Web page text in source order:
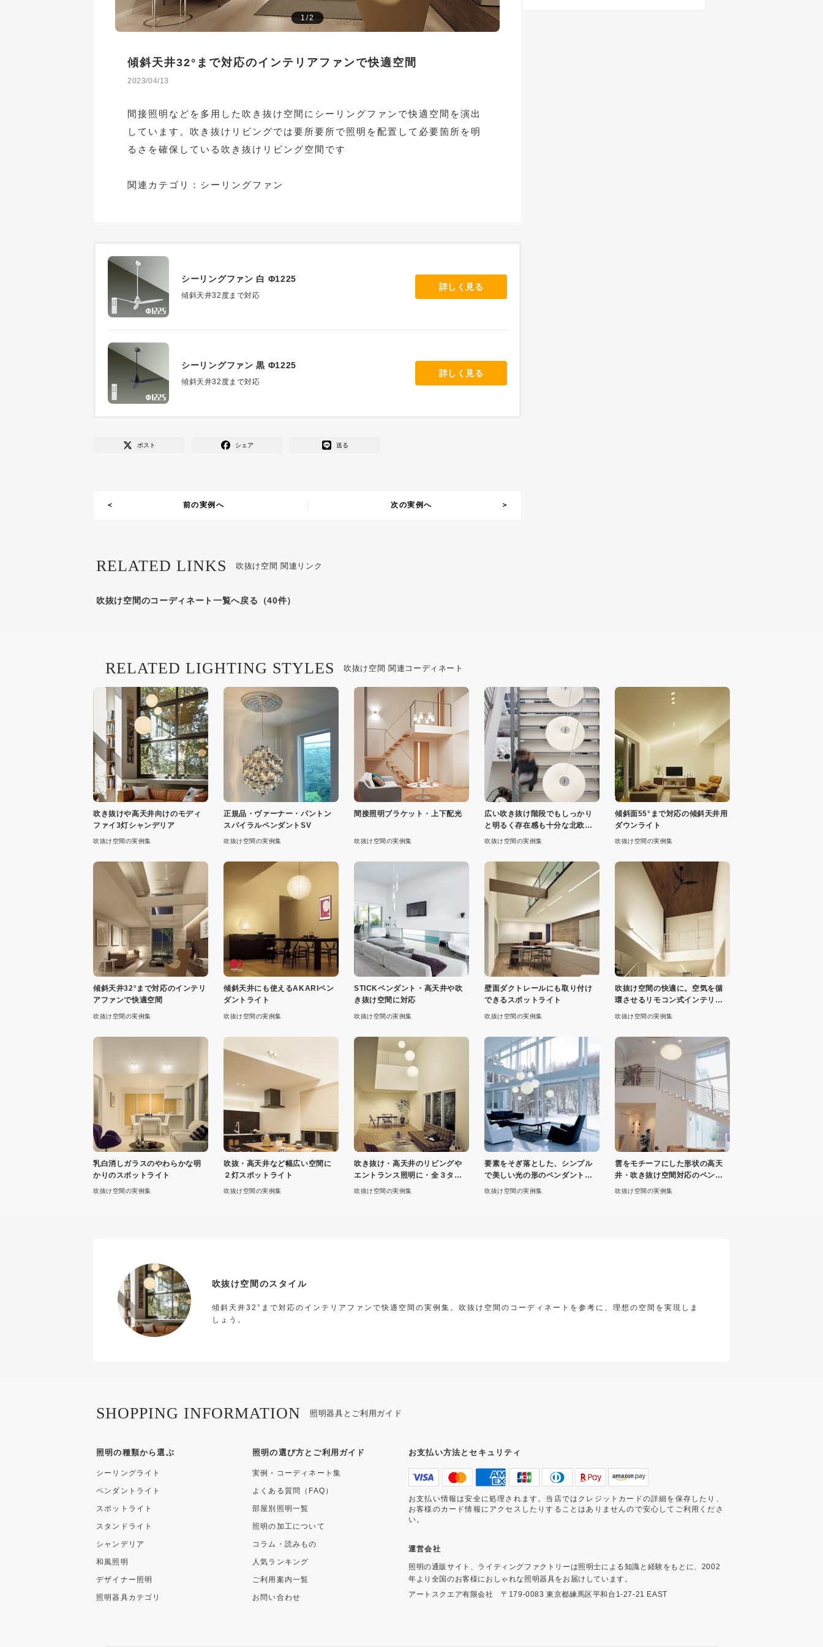
1/2
傾斜天井32°まで対応のインテリアファンで快適空間
2023/04/13
間接照明などを多用した吹き抜け空間にシーリングファンで快適空間を演出
しています。吹き抜けリビングでは要所要所で照明を配置して必要箇所を明
るさを確保している吹き抜けリビング空間です
関連カテゴリ： シーリングファン
シーリングファン 白 Φ1225
傾斜天井32度まで対応
詳しく見る
シーリングファン 黒 Φ1225
傾斜天井32度まで対応
詳しく見る
ポスト シェア 送る
前の実例へ 次の実例へ
吹抜け空間 関連リンク
RELATED LINKS
吹抜け空間のコーディネート一覧へ戻る（40件）
吹抜け空間 関連コーディネート
RELATED LIGHTING STYLES
吹き抜けや高天井向けのモディ
ファイ3灯シャンデリア
吹抜け空間の実例集
正規品・ヴァーナー・パントン
スパイラルペンダントSV
吹抜け空間の実例集
間接照明ブラケット・上下配光
吹抜け空間の実例集
広い吹き抜け階段でもしっかり
と明るく存在感も十分な北欧照
明
吹抜け空間の実例集
傾斜面55°まで対応の傾斜天井用
ダウンライト
吹抜け空間の実例集
傾斜天井32°まで対応のインテリ
アファンで快適空間
吹抜け空間の実例集
傾斜天井にも使えるAKARIペン
ダントライト
吹抜け空間の実例集
STICKペンダント・高天井や吹
き抜け空間に対応
吹抜け空間の実例集
壁面ダクトレールにも取り付け
できるスポットライト
吹抜け空間の実例集
吹抜け空間の快適に。空気を循
環させるリモコン式インテリア
ファン
吹抜け空間の実例集
乳白消しガラスのやわらかな明
かりのスポットライト
吹抜け空間の実例集
吹抜・高天井など幅広い空間に
２灯スポットライト
吹抜け空間の実例集
吹き抜け・高天井のリビングや
エントランス照明に・全３タイ
プ
吹抜け空間の実例集
要素をそぎ落とした、シンプル
で美しい光の形のペンダントラ
イト・MODIFY SPHERE
吹抜け空間の実例集
雲をモチーフにした形状の高天
井・吹き抜け空間対応のペンダ
ントライト
吹抜け空間の実例集
吹抜け空間のスタイル
傾斜天井32°まで対応のインテリアファンで快適空間の実例集。吹抜け空間のコーディネートを参考に、理想の空間を実現しま
しょう。
照明器具とご利用ガイド
SHOPPING INFORMATION
照明の種類から選ぶ
シーリングライト
ペンダントライト
スポットライト
スタンドライト
シャンデリア
和風照明
デザイナー照明
照明器具カテゴリ
照明の選び方とご利用ガイド
実例・コーディネート集
よくある質問（FAQ）
部屋別照明一覧
照明の加工について
コラム・読みもの
人気ランキング
ご利用案内一覧
お問い合わせ
お支払い方法とセキュリティ
お支払い情報は安全に処理されます。当店ではクレジットカードの詳細を保存したり、
お客様のカード情報にアクセスしたりすることはありませんので安心してご利用くださ
い。
運営会社
照明の通販サイト、ライティングファクトリーは照明士による知識と経験をもとに、2002
年より全国のお客様におしゃれな照明器具をお届けしています。
アートスクエア有限会社〒179-0083 東京都練馬区平和台1-27-21 EAST